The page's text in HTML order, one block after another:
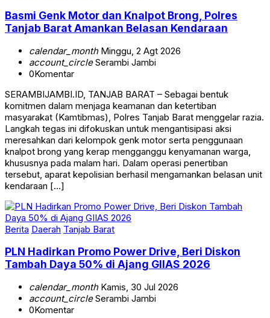
Basmi Genk Motor dan Knalpot Brong, Polres
Tanjab Barat Amankan Belasan Kendaraan
calendar_monthMinggu, 2 Agt 2026
account_circleSerambi Jambi
0Komentar
SERAMBIJAMBI.ID, TANJAB BARAT – Sebagai bentuk
komitmen dalam menjaga keamanan dan ketertiban
masyarakat (Kamtibmas), Polres Tanjab Barat menggelar razia.
Langkah tegas ini difokuskan untuk mengantisipasi aksi
meresahkan dari kelompok genk motor serta penggunaan
knalpot brong yang kerap mengganggu kenyamanan warga,
khususnya pada malam hari. Dalam operasi penertiban
tersebut, aparat kepolisian berhasil mengamankan belasan unit
kendaraan […]
Berita Daerah Tanjab Barat
PLN Hadirkan Promo Power Drive, Beri Diskon
Tambah Daya 50% di Ajang GIIAS 2026
calendar_monthKamis, 30 Jul 2026
account_circleSerambi Jambi
0Komentar